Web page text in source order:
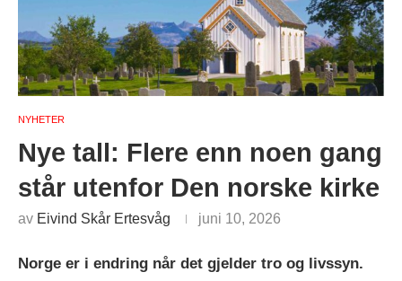
NYHETER
Nye tall: Flere enn noen gang
står utenfor Den norske kirke
av Eivind Skår Ertesvåg juni 10, 2026
Norge er i endring når det gjelder tro og livssyn.